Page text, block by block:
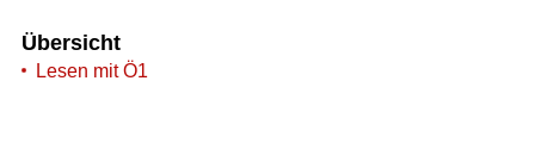
Übersicht
Lesen mit Ö1